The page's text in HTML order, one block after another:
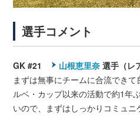
選手コメント
GK #21 山根恵里奈 選手（レ
まずは無事にチームに合流でき
ルベ・カップ以来の活動で約1年
いので、まずはしっかりコミュ